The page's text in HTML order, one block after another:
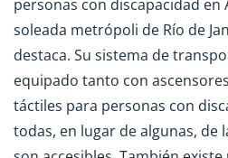
personas con discapacidad en
soleada metrópoli de Río de
destaca. Su sistema de
equipado tanto con
táctiles para personas con
todas, en lugar de algunas, de